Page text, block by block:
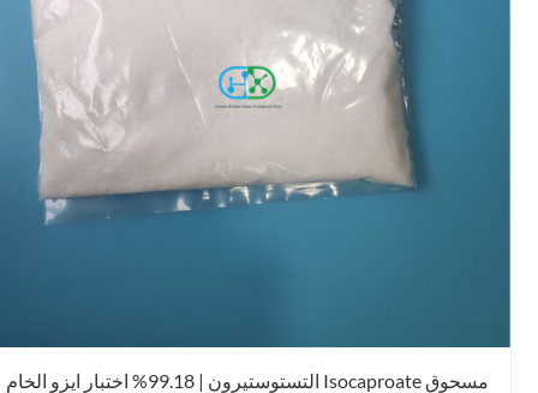
مسحوق Isocaproate التستوستيرون | 99.18% اختبار ايزو الخام